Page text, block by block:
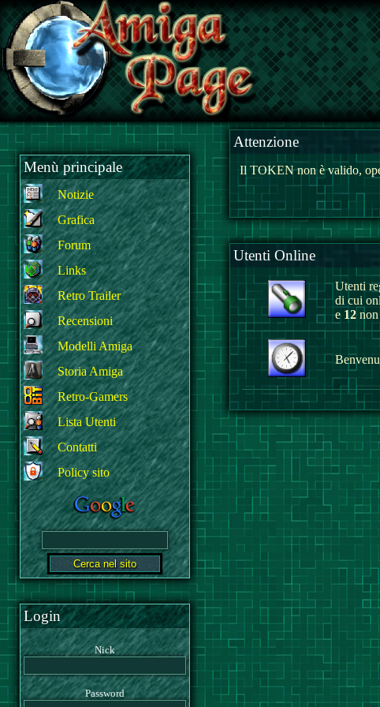
Menù principale
Notizie
Grafica
Forum
Links
Retro Trailer
Recensioni
Modelli Amiga
Storia Amiga
Retro-Gamers
Lista Utenti
Contatti
Policy sito
Login
Nick
Password
Attenzione
Il TOKEN non è valido,
Utenti Online
Utenti
di cui
e 12